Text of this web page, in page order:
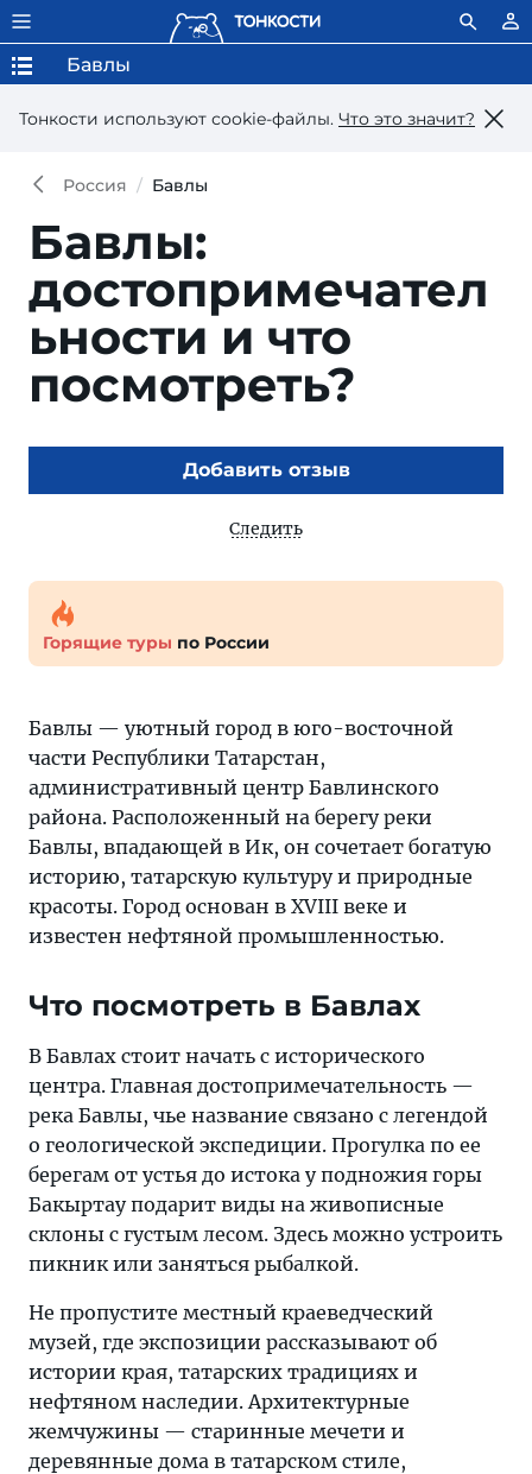
Тонкости используют сookie-файлы. Что это значит?
Бавлы
Россия Бавлы
Бавлы:
достопримечател
ьности и что
посмотреть?
Добавить отзыв
Следить
Горящие туры по России
Бавлы — уютный город в юго-восточной
части Республики Татарстан,
административный центр Бавлинского
района. Расположенный на берегу реки
Бавлы, впадающей в Ик, он сочетает богатую
историю, татарскую культуру и природные
красоты. Город основан в XVIII веке и
известен нефтяной промышленностью.
Что посмотреть в Бавлах
В Бавлах стоит начать с исторического
центра. Главная достопримечательность —
река Бавлы, чье название связано с легендой
о геологической экспедиции. Прогулка по ее
берегам от устья до истока у подножия горы
Бакыртау подарит виды на живописные
склоны с густым лесом. Здесь можно устроить
пикник или заняться рыбалкой.
Не пропустите местный краеведческий
музей, где экспозиции рассказывают об
истории края, татарских традициях и
нефтяном наследии. Архитектурные
жемчужины — старинные мечети и
деревянные дома в татарском стиле,